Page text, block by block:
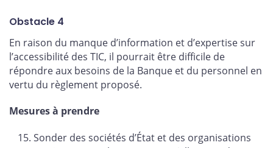
Obstacle 4
En raison du manque d’information et d’expertise sur
l’accessibilité des TIC, il pourrait être difficile de
répondre aux besoins de la Banque et du personnel en
vertu du règlement proposé.
Mesures à prendre
Sonder des sociétés d’État et des organisations